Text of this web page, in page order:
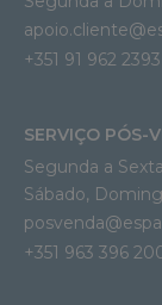
+351 91 962 2393
SERVIÇO PÓS-
Segunda a
Sábado,
+351 963 396